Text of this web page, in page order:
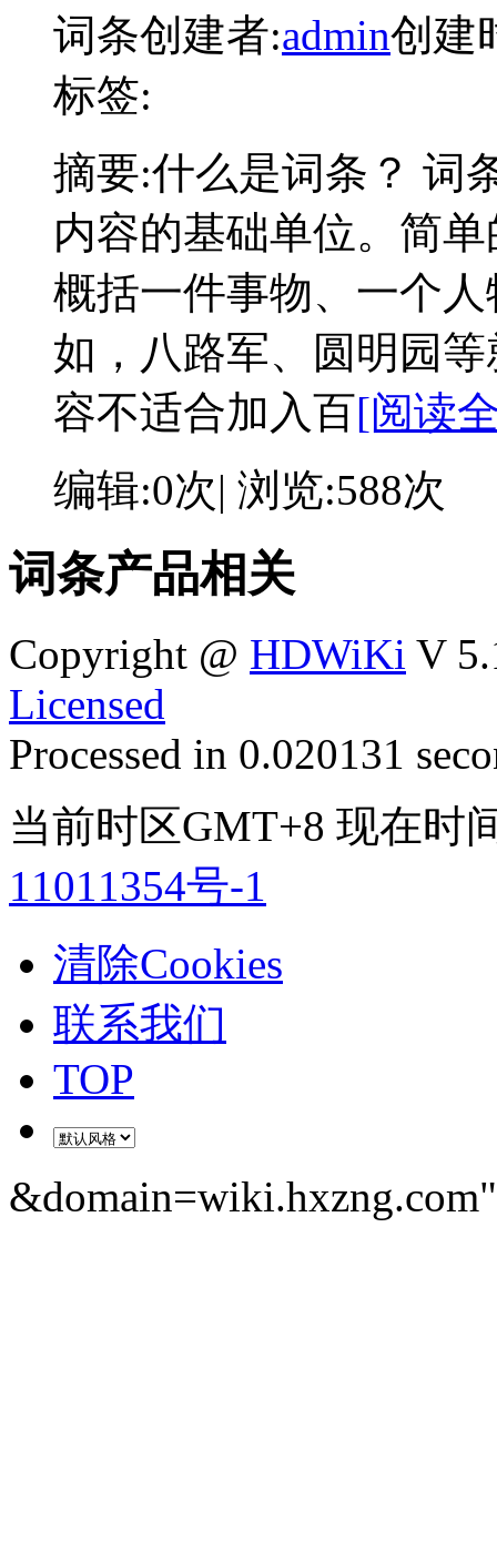
词条创建者:admin创建
标签:
摘要:什么是词条？ 词
内容的基础单位。简
概括一件事物、一个
如，八路军、圆明园
容不适合加入百[阅读
编辑:0次| 浏览:588次
词条产品相关
Copyright @ HDWiKi V
Licensed
Processed in 0.020131
当前时区GMT+8 现在时
11011354号-1
清除Cookies
联系我们
TOP